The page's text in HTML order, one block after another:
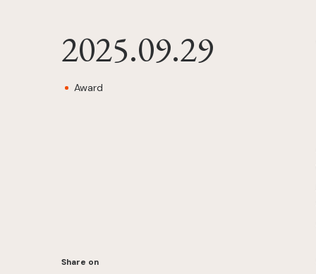
2025.09.29
Award
Share on